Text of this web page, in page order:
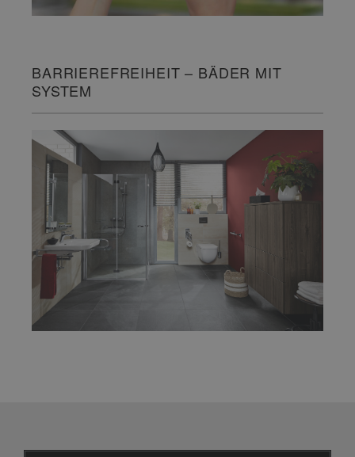
BARRIEREFREIHEIT – BÄDER MIT
SYSTEM